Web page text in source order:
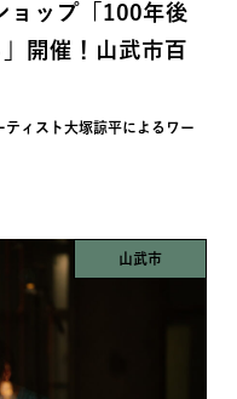
ョップ「100年後
開催！山武市百
ィスト大塚諒平によるワー
山武市